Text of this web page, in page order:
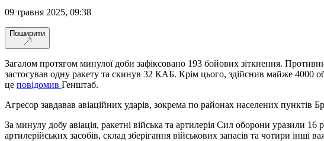
09 травня 2025, 09:38
Поширити
Загалом протягом минулої доби зафіксовано 193 бойових зіткнення.
застосував одну ракету та скинув 32 КАБ. Крім цього, здійснив майже 4000
це повідомив Генштаб.
Агресор завдавав авіаційних ударів, зокрема по районах населених
За минулу добу авіація, ракетні війська та артилерія Сил оборони уразили
артилерійських засобів, склад зберігання військових запасів та чотири інші